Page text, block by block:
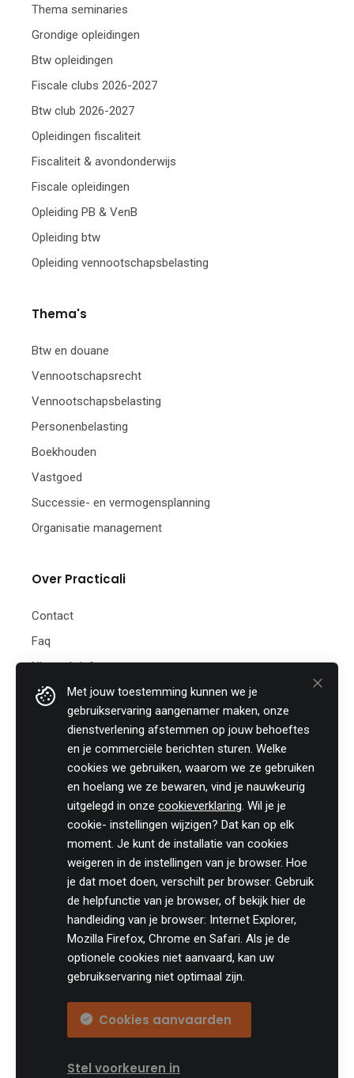
Met jouw toestemming kunnen we je
gebruikservaring aangenamer maken, onze
dienstverlening afstemmen op jouw behoeftes
en je commerciële berichten sturen. Welke
cookies we gebruiken, waarom we ze gebruiken
en hoelang we ze bewaren, vind je nauwkeurig
uitgelegd in onze cookieverklaring. Wil je je
cookie- instellingen wijzigen? Dat kan op elk
moment. Je kunt de installatie van cookies
weigeren in de instellingen van je browser. Hoe
je dat moet doen, verschilt per browser. Gebruik
de helpfunctie van je browser, of bekijk hier de
handleiding van je browser: Internet Explorer,
Mozilla Firefox, Chrome en Safari. Als je de
optionele cookies niet aanvaard, kan uw
gebruikservaring niet optimaal zijn.
Cookies aanvaarden
Stel voorkeuren in
Thema seminaries
Grondige opleidingen
Btw opleidingen
Fiscale clubs 2026-2027
Btw club 2026-2027
Opleidingen fiscaliteit
Fiscaliteit & avondonderwijs
Fiscale opleidingen
Opleiding PB & VenB
Opleiding btw
Opleiding vennootschapsbelasting
Thema's
Btw en douane
Vennootschapsrecht
Vennootschapsbelasting
Personenbelasting
Boekhouden
Vastgoed
Successie- en vermogensplanning
Organisatie management
Over Practicali
Contact
Faq
Nieuwsbrief
Practicali bv
Hof te Perremans 16
+32 (0)46 820 02 12
Fax: +32 (0)51 85 00 78
E-mail: info@practicali.be
Ondernemingsnummer: BE 0848.432.274
Volg ons fiscaal nieuws op
© Practicali Algemene voorwaarden
Cookie Settings